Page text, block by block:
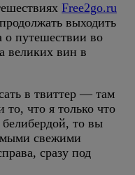
Free2go.ru
выходить
о путешествии во
великих вин в
в твиттер — там
что я только что
то вы
свежими
сразу под